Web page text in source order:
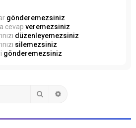
gönderemezsiniz
cevap veremezsiniz
düzenleyemezsiniz
silemezsiniz
gönderemezsiniz